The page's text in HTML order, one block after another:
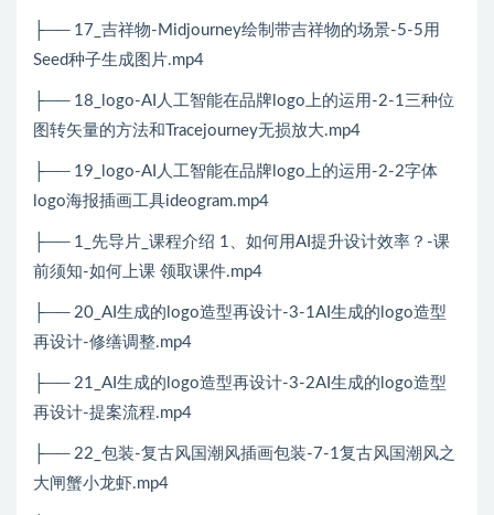
├── 17_吉祥物-Midjourney绘制带吉祥物的场景-5-5用
Seed种子生成图片.mp4
├── 18_logo-AI人工智能在品牌logo上的运用-2-1三种位
图转矢量的方法和Tracejourney无损放大.mp4
├── 19_logo-AI人工智能在品牌logo上的运用-2-2字体
logo海报插画工具ideogram.mp4
├── 1_先导片_课程介绍 1、如何用AI提升设计效率？-课
前须知-如何上课 领取课件.mp4
├── 20_AI生成的logo造型再设计-3-1AI生成的logo造型
再设计-修缮调整.mp4
├── 21_AI生成的logo造型再设计-3-2AI生成的logo造型
再设计-提案流程.mp4
├── 22_包装-复古风国潮风插画包装-7-1复古风国潮风之
大闸蟹小龙虾.mp4